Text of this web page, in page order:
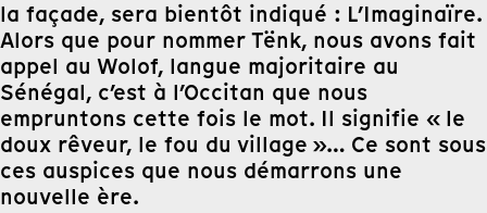
la façade, sera bientôt indiqué : L’Imaginaïre.
Alors que pour nommer Tënk, nous avons fait
appel au Wolof, langue majoritaire au
Sénégal, c’est à l’Occitan que nous
empruntons cette fois le mot. Il signifie « le
doux rêveur, le fou du village »… Ce sont sous
ces auspices que nous démarrons une
nouvelle ère.